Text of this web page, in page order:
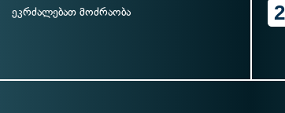
ეკრძალებათ მოძრაობა 2